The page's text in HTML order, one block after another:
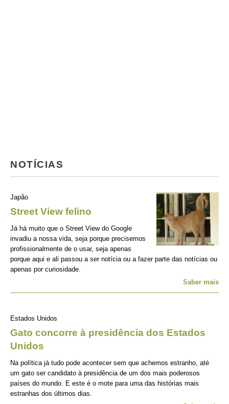
NOTÍCIAS
Japão
Street View felino
Já há muito que o Street View do Google
invadiu a nossa vida, seja porque precisemos
profissionalmente de o usar, seja apenas
porque aqui e ali passou a ser notícia ou a fazer parte das notícias ou
apenas por curiosidade.
Saber mais
Estados Unidos
Gato concorre à presidência dos Estados
Unidos
Na política já tudo pode acontecer sem que achemos estranho, até
um gato ser candidato à presidência de um dos mais poderosos
países do mundo. E este é o mote para uma das histórias mais
estranhas dos últimos dias.